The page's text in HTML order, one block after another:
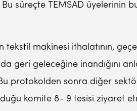
Bu süreçte TEMSAD üyelerinin
makinesi ithalatının,
geri geleceğine inandığını
protokolden sonra diğer
komite 8- 9 tesisi ziyaret